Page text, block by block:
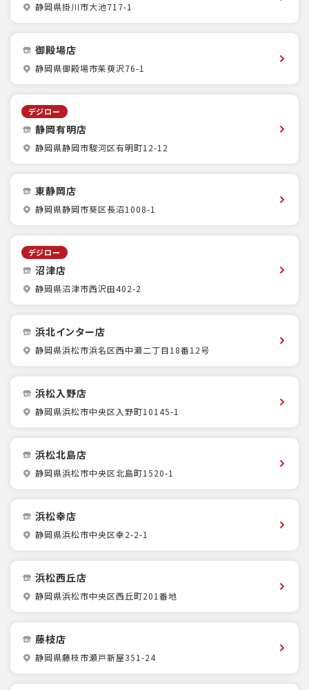
静岡県掛川市大池717-1
御殿場店
静岡県御殿場市茱萸沢76-1
デジロー
静岡有明店
静岡県静岡市駿河区有明町12-12
東静岡店
静岡県静岡市葵区長沼1008-1
デジロー
沼津店
静岡県沼津市西沢田402-2
浜北インター店
静岡県浜松市浜名区西中瀬二丁目18番12号
浜松入野店
静岡県浜松市中央区入野町10145-1
浜松北島店
静岡県浜松市中央区北島町1520-1
浜松幸店
静岡県浜松市中央区幸2-2-1
浜松西丘店
静岡県浜松市中央区西丘町201番地
藤枝店
静岡県藤枝市瀬戸新屋351-24